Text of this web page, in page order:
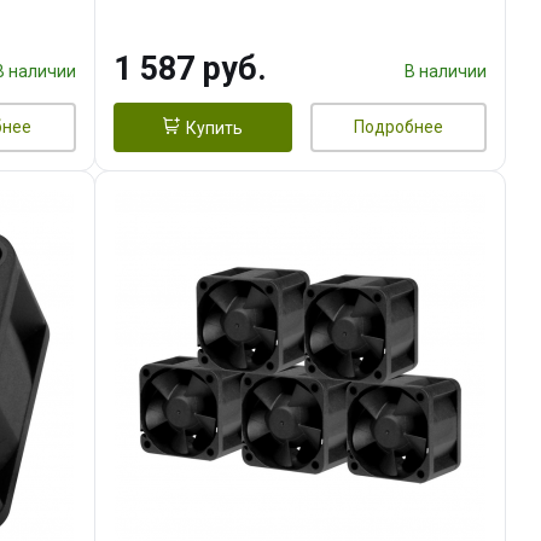
наличии 1 587 руб. В наличии
Купить Подробнее